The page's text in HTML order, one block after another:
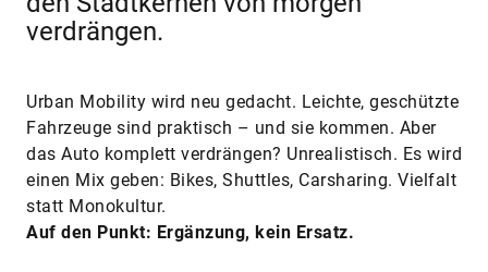
verdrängen.
Urban Mobility wird neu gedacht. Leichte, geschützte
Fahrzeuge sind praktisch – und sie kommen. Aber
das Auto komplett verdrängen? Unrealistisch. Es wird
einen Mix geben: Bikes, Shuttles, Carsharing. Vielfalt
statt Monokultur.
Auf den Punkt: Ergänzung, kein Ersatz.